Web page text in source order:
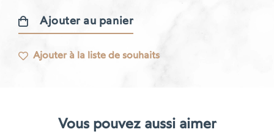
quantité
de
Ajouter au panier
Ajouter à la liste de souhaits
Vous pouvez aussi aimer